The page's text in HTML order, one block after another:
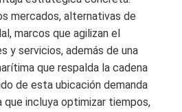
mercados, alternativas de
marcos que agilizan el
y servicios, además de una
que respalda la cadena
de esta ubicación demanda
que incluya optimizar tiempos,